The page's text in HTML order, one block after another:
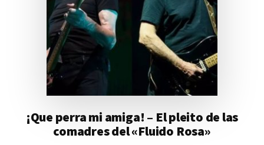
¡Que perra mi amiga! – El pleito de las
comadres del «Fluido Rosa»